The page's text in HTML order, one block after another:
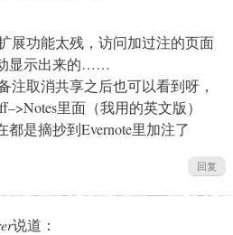
展功能太残，访问加过注的页面
显示出来的……
注取消共享之后也可以看到呀，
里面（我用的英文版）
都是摘抄到Evernote里加注了
回复
说道：